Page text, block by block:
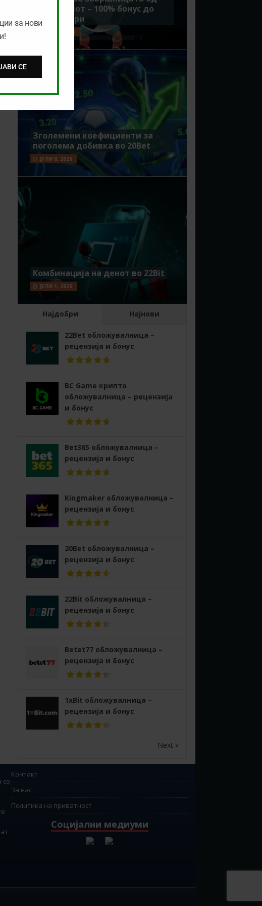
Мундијалот – 100% бонус до
7500 денари
ЈУЛИ 15, 2026
Зголемени коефициенти за
поголема добивка во 20Bet
ЈУЛИ 8, 2026
Комбинација на денот во 22Bit
ЈУЛИ 1, 2026
Најдобри Најнови
22Bet обложувалница –
рецензија и бонус
BC Game крипто
обложувалница – рецензија
и бонус
Bet365 обложувалница –
рецензија и бонус
Kingmaker обложувалница –
рецензија и бонус
20Bet обложувалница –
рецензија и бонус
22Bit обложувалница –
рецензија и бонус
Betet77 обложувалница –
рецензија и бонус
1xBit обложувалница –
рецензија и бонус
Next »
со
Контакт
За нас
Политика на приватност
Социјални медиуми
за нови
СЕ